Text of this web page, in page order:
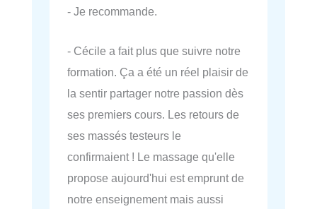
- Je recommande.
- Cécile a fait plus que suivre notre
formation. Ça a été un réel plaisir de
la sentir partager notre passion dès
ses premiers cours. Les retours de
ses massés testeurs le
confirmaient ! Le massage qu'elle
propose aujourd'hui est emprunt de
notre enseignement mais aussi